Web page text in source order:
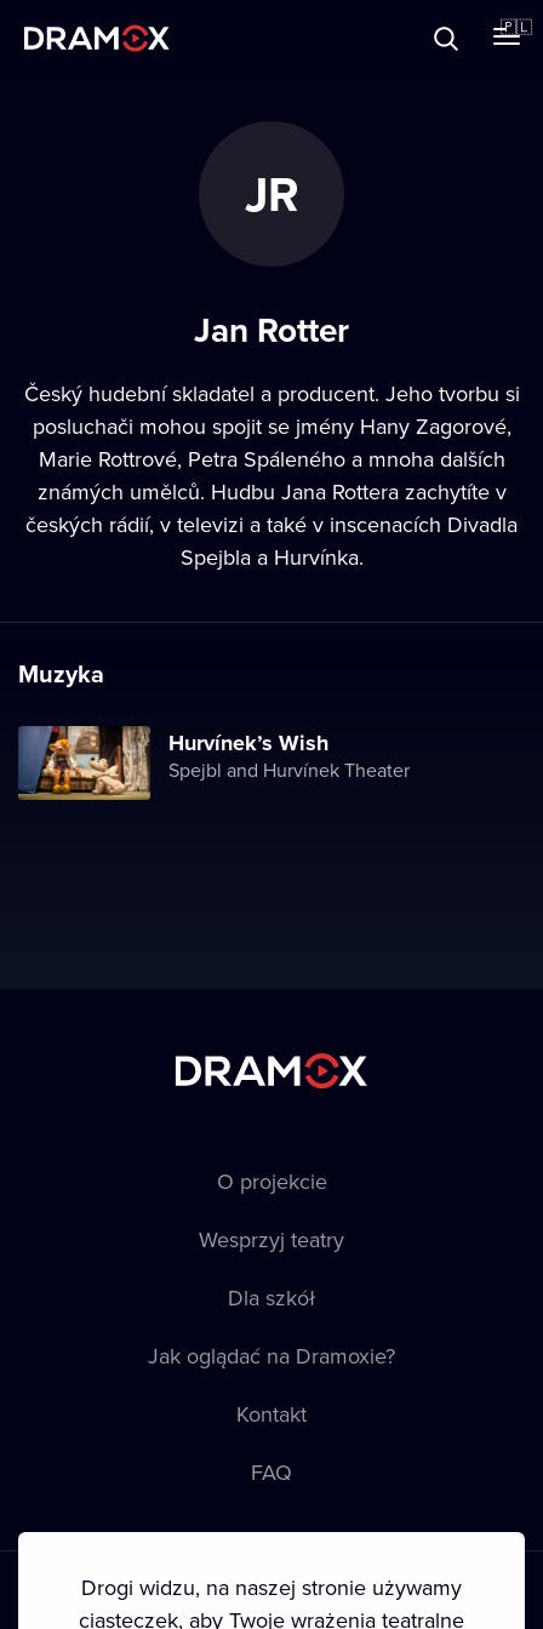
🇵🇱
JR
Jan Rotter
Český hudební skladatel a producent. Jeho tvorbu si
posluchači mohou spojit se jmény Hany Zagorové,
Marie Rottrové, Petra Spáleného a mnoha dalších
známých umělců. Hudbu Jana Rottera zachytíte v
českých rádií, v televizi a také v inscenacích Divadla
Spejbla a Hurvínka.
Muzyka
Hurvínek’s Wish
Spejbl and Hurvínek Theater
O projekcie
Wesprzyj teatry
Dla szkół
Jak oglądać na Dramoxie?
Kontakt
FAQ
Drogi widzu, na naszej stronie używamy
ciasteczek, aby Twoje wrażenia teatralne